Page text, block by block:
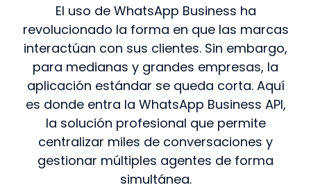
El uso de WhatsApp Business ha
revolucionado la forma en que las marcas
interactúan con sus clientes. Sin embargo,
para medianas y grandes empresas, la
aplicación estándar se queda corta. Aquí
es donde entra la WhatsApp Business API,
la solución profesional que permite
centralizar miles de conversaciones y
gestionar múltiples agentes de forma
simultánea.